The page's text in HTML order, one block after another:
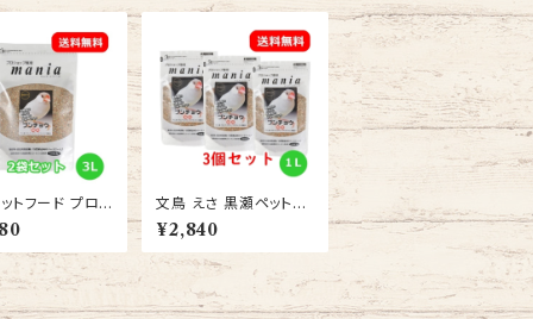
トフード プロシ
用 マニア（man
3L 2袋セット /
バード えさ
文鳥 えさ 黒瀬ペットフ
ード プロショップ専用
マニア（mania） 文鳥 1
L ブンチョウ エサ 3個
セット 送料無料
¥2,840